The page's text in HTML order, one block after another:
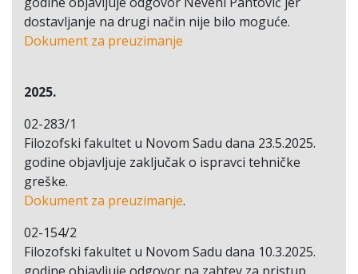
dostavljanje na drugi način nije bilo moguće.
Dokument za preuzimanje
2025.
02-283/1
Filozofski fakultet u Novom Sadu dana 23.5.2025.
godine objavljuje zaključak o ispravci tehničke
greške.
Dokument za preuzimanje.
02-154/2
Filozofski fakultet u Novom Sadu dana 10.3.2025.